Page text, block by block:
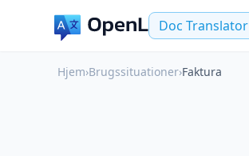
Doc Translator
Hjem›Brugssituationer›Faktura